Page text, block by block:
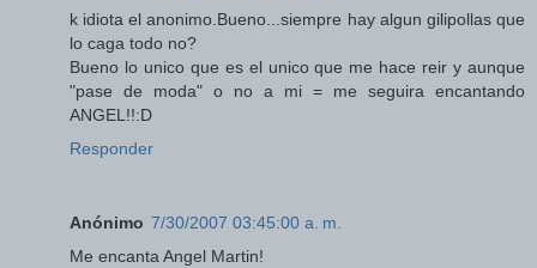
k idiota el anonimo.Bueno...siempre hay algun gilipollas que
lo caga todo no?
Bueno lo unico que es el unico que me hace reir y aunque
"pase de moda" o no a mi = me seguira encantando
ANGEL!!:D
Responder
Anónimo 7/30/2007 03:45:00 a. m.
Me encanta Angel Martin!